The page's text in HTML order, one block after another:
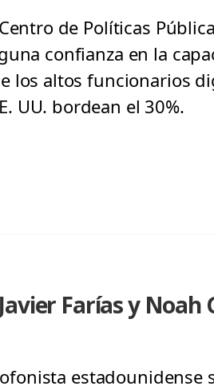
de Políticas
confianza en la
los altos funcionarios
UU. bordean el 30%.
Farías y